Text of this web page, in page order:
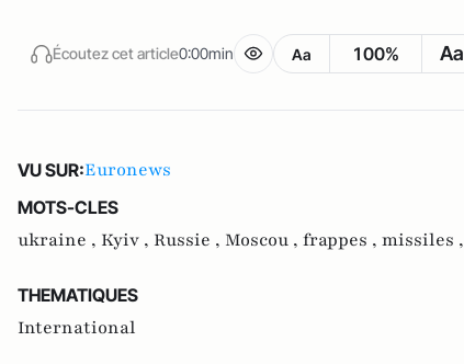
Écoutez cet article0:00min Aa 100% Aa
VU SUR:Euronews
MOTS-CLES
ukraine , Kyiv , Russie , Moscou , frappes , missiles ,
THEMATIQUES
International